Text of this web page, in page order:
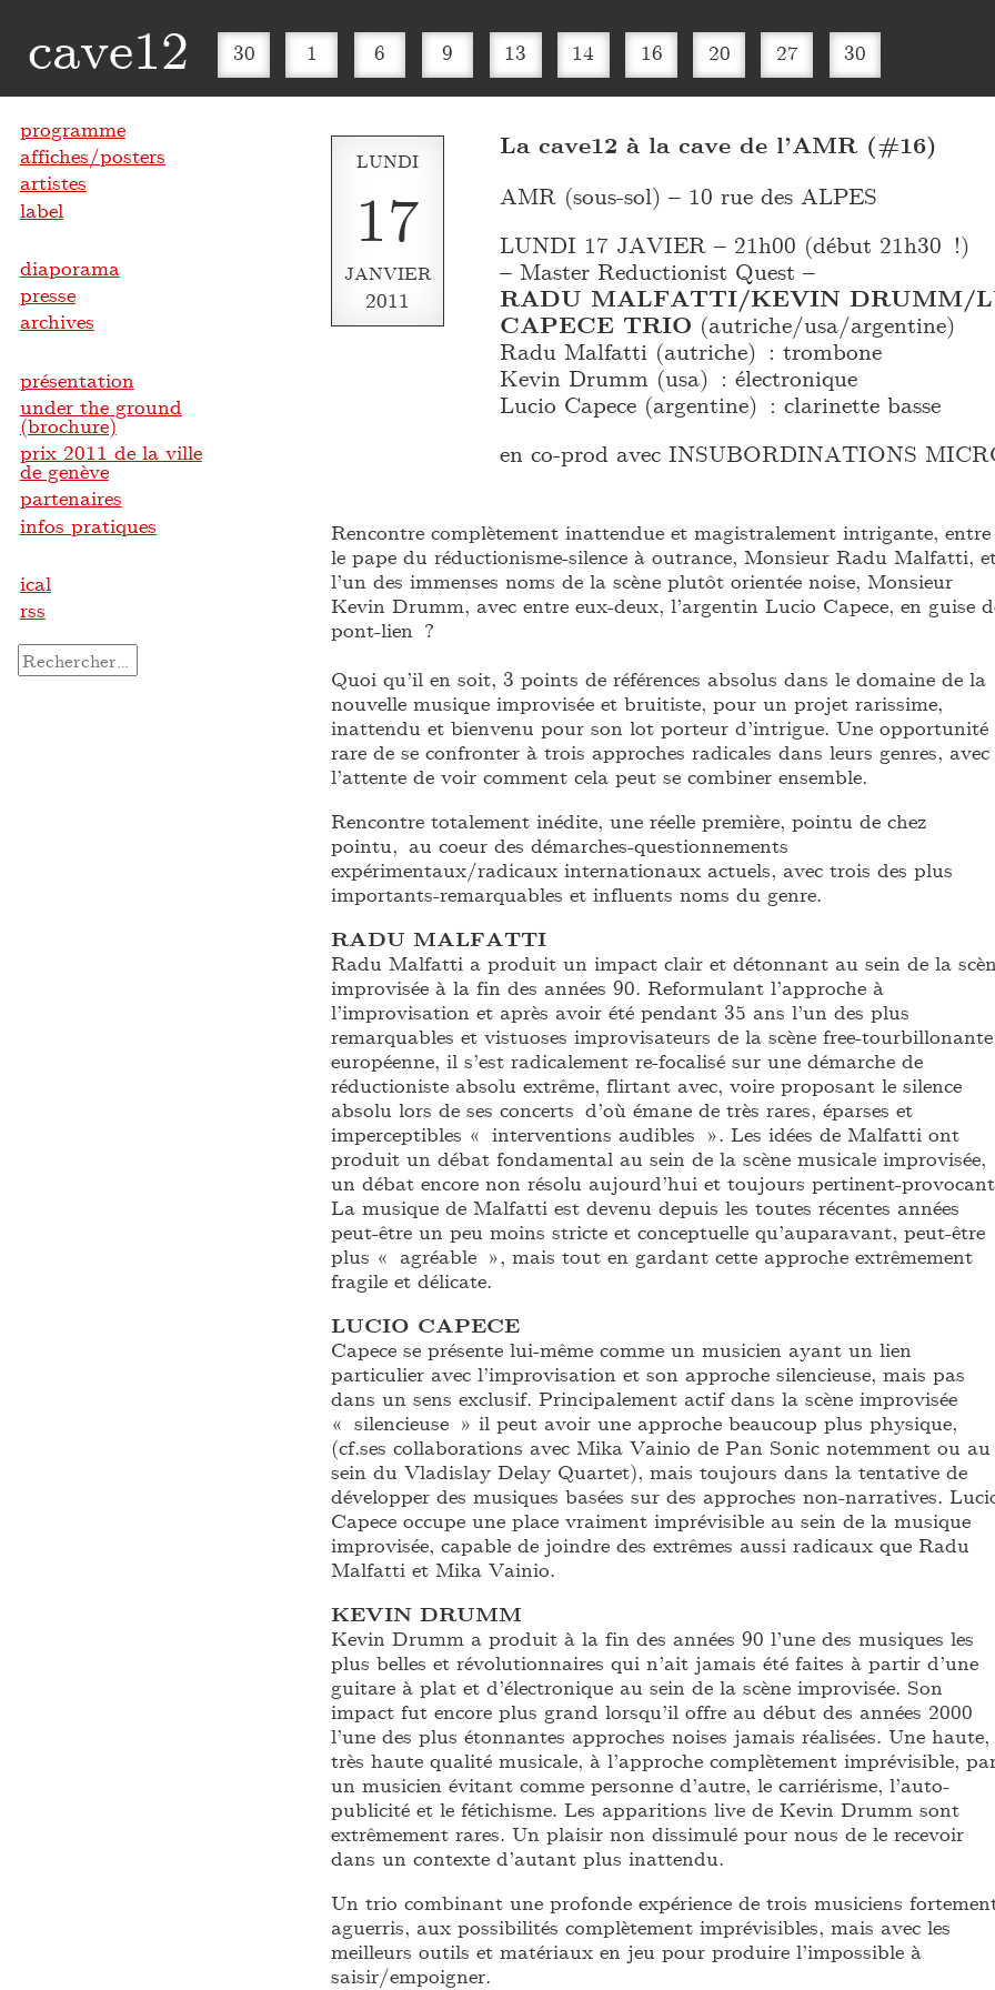
cave12 30 1 6 9 13 14 16 20 27 30
LUNDI
17
JANVIER
2011
La cave12 à la cave de l’AMR (#16)
AMR (sous-sol) – 10 rue des ALPES
LUNDI 17 JAVIER – 21h00 (début 21h30 !)
– Master Reductionist Quest –
RADU MALFATTI/KEVIN DRUMM/
CAPECE TRIO (autriche/usa/argentine)
Radu Malfatti (autriche) : trombone
Kevin Drumm (usa) : électronique
Lucio Capece (argentine) : clarinette basse
en co-prod avec INSUBORDINATIONS
Rencontre complètement inattendue et magistralement intrigante, entre
le pape du réductionisme-silence à outrance, Monsieur Radu Malfatti,
l’un des immenses noms de la scène plutôt orientée noise, Monsieur
Kevin Drumm, avec entre eux-deux, l’argentin Lucio Capece, en guise
pont-lien ?
Quoi qu’il en soit, 3 points de références absolus dans le domaine de la
nouvelle musique improvisée et bruitiste, pour un projet rarissime,
inattendu et bienvenu pour son lot porteur d’intrigue. Une opportunité
rare de se confronter à trois approches radicales dans leurs genres, avec
l’attente de voir comment cela peut se combiner ensemble.
Rencontre totalement inédite, une réelle première, pointu de chez
pointu, au coeur des démarches-questionnements
expérimentaux/radicaux internationaux actuels, avec trois des plus
importants-remarquables et influents noms du genre.
RADU MALFATTI
Radu Malfatti a produit un impact clair et détonnant au sein de la
improvisée à la fin des années 90. Reformulant l’approche à
l’improvisation et après avoir été pendant 35 ans l’un des plus
remarquables et vistuoses improvisateurs de la scène free-tourbillonante
européenne, il s’est radicalement re-focalisé sur une démarche de
réductioniste absolu extrême, flirtant avec, voire proposant le silence
absolu lors de ses concerts d’où émane de très rares, éparses et
imperceptibles « interventions audibles ». Les idées de Malfatti ont
produit un débat fondamental au sein de la scène musicale improvisée,
un débat encore non résolu aujourd’hui et toujours pertinent-
La musique de Malfatti est devenu depuis les toutes récentes années
peut-être un peu moins stricte et conceptuelle qu’auparavant, peut-être
plus « agréable », mais tout en gardant cette approche extrêmement
fragile et délicate.
LUCIO CAPECE
Capece se présente lui-même comme un musicien ayant un lien
particulier avec l’improvisation et son approche silencieuse, mais pas
dans un sens exclusif. Principalement actif dans la scène improvisée
« silencieuse » il peut avoir une approche beaucoup plus physique,
(cf.ses collaborations avec Mika Vainio de Pan Sonic notemment ou au
sein du Vladislay Delay Quartet), mais toujours dans la tentative de
développer des musiques basées sur des approches non-narratives.
Capece occupe une place vraiment imprévisible au sein de la musique
improvisée, capable de joindre des extrêmes aussi radicaux que Radu
Malfatti et Mika Vainio.
KEVIN DRUMM
Kevin Drumm a produit à la fin des années 90 l’une des musiques les
plus belles et révolutionnaires qui n’ait jamais été faites à partir d’une
guitare à plat et d’électronique au sein de la scène improvisée. Son
impact fut encore plus grand lorsqu’il offre au début des années 2000
l’une des plus étonnantes approches noises jamais réalisées. Une haute,
très haute qualité musicale, à l’approche complètement imprévisible,
un musicien évitant comme personne d’autre, le carriérisme, l’auto-
publicité et le fétichisme. Les apparitions live de Kevin Drumm sont
extrêmement rares. Un plaisir non dissimulé pour nous de le recevoir
dans un contexte d’autant plus inattendu.
Un trio combinant une profonde expérience de trois musiciens
aguerris, aux possibilités complètement imprévisibles, mais avec les
meilleurs outils et matériaux en jeu pour produire l’impossible à
saisir/empoigner.
programme
affiches/posters
artistes
label
diaporama
presse
archives
présentation
under the ground
(brochure)
prix 2011 de la ville
de genève
partenaires
infos pratiques
ical
rss
Rechercher :